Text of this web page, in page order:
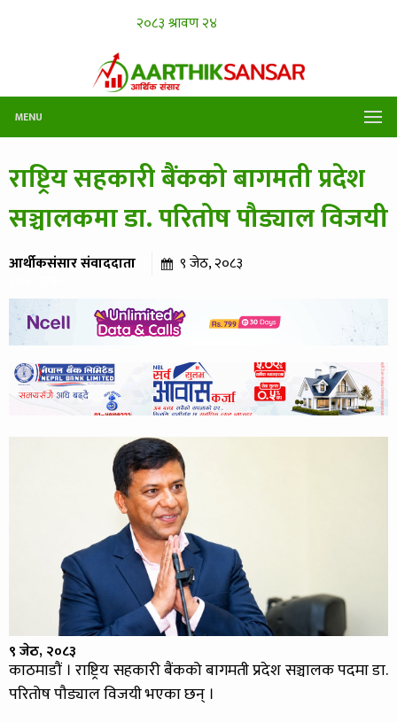
MENU
राष्ट्रिय सहकारी बैंकको बागमती प्रदेश
सञ्चालकमा डा. परितोष पौड्याल विजयी
आर्थीकसंसार संवाददाता ९ जेठ, २०८३
९ जेठ, २०८३
काठमाडौं । राष्ट्रिय सहकारी बैंकको बागमती प्रदेश सञ्चालक पदमा डा.
परितोष पौड्याल विजयी भएका छन् ।